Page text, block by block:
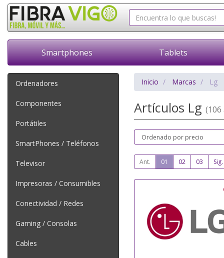
Smartphones Tablets
Ordenadores
Componentes
Portátiles
SmartPhones / Teléfonos
Televisor
Impresoras / Consumibles
Conectividad / Redes
Gaming / Consolas
Cables
Inicio Marcas Lg
Artículos Lg (106
Ant. 01 02 03 Sig.